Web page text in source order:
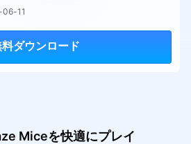
06-11
料ダウンロード
Miceを快適にプレイ